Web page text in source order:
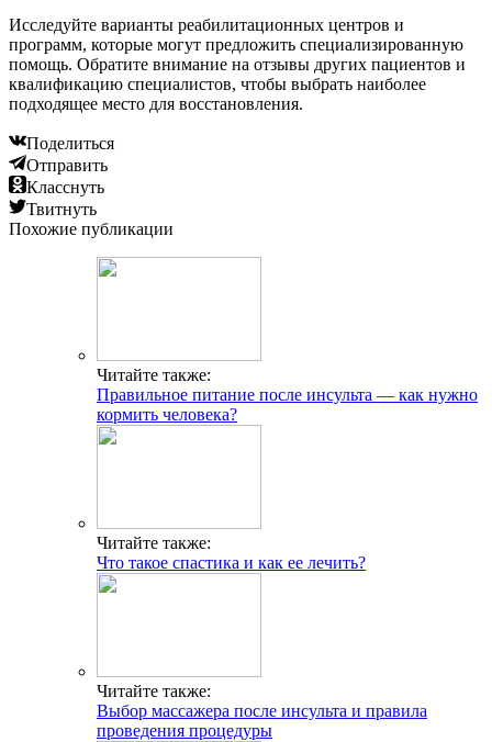
Исследуйте варианты реабилитационных центров и
программ, которые могут предложить специализированную
помощь. Обратите внимание на отзывы других пациентов и
квалификацию специалистов, чтобы выбрать наиболее
подходящее место для восстановления.
Поделиться
Отправить
Класснуть
Твитнуть
Похожие публикации
Читайте также:
Правильное питание после инсульта — как нужно
кормить человека?
Читайте также:
Что такое спастика и как ее лечить?
Читайте также:
Выбор массажера после инсульта и правила
проведения процедуры